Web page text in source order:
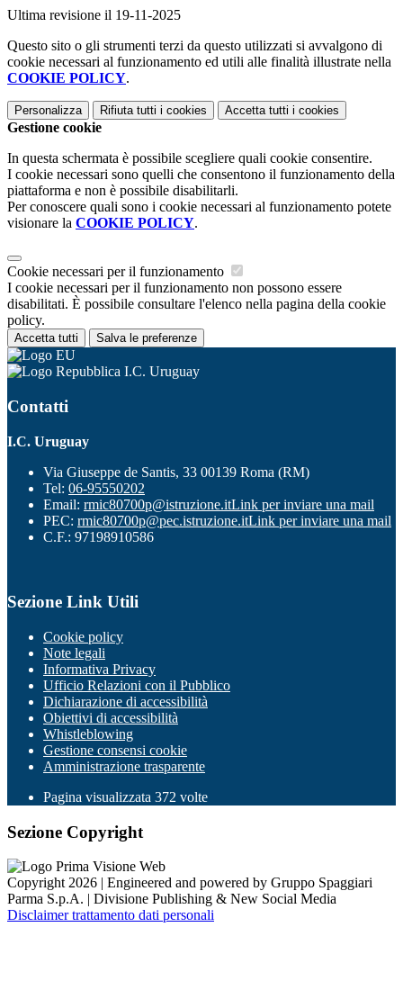
Ultima revisione il 19-11-2025
Questo sito o gli strumenti terzi da questo utilizzati si avvalgono di
cookie necessari al funzionamento ed utili alle finalità illustrate nella
COOKIE POLICY.
Personalizza Rifiuta tutti i cookies Accetta tutti i cookies
Gestione cookie
In questa schermata è possibile scegliere quali cookie consentire.
I cookie necessari sono quelli che consentono il funzionamento della
piattaforma e non è possibile disabilitarli.
Per conoscere quali sono i cookie necessari al funzionamento potete
visionare la COOKIE POLICY.
Cookie necessari per il funzionamento
I cookie necessari per il funzionamento non possono essere
disabilitati. È possibile consultare l'elenco nella pagina della cookie
policy.
Accetta tutti Salva le preferenze
I.C. Uruguay
Contatti
I.C. Uruguay
Via Giuseppe de Santis, 33 00139 Roma (RM)
Tel: 06-95550202
Email: rmic80700p@istruzione.itLink per inviare una mail
PEC: rmic80700p@pec.istruzione.itLink per inviare una mail
C.F.: 97198910586
Sezione Link Utili
Cookie policy
Note legali
Informativa Privacy
Ufficio Relazioni con il Pubblico
Dichiarazione di accessibilità
Obiettivi di accessibilità
Whistleblowing
Gestione consensi cookie
Amministrazione trasparente
Pagina visualizzata 372 volte
Sezione Copyright
Copyright 2026 | Engineered and powered by Gruppo Spaggiari
Parma S.p.A. | Divisione Publishing & New Social Media
Disclaimer trattamento dati personali